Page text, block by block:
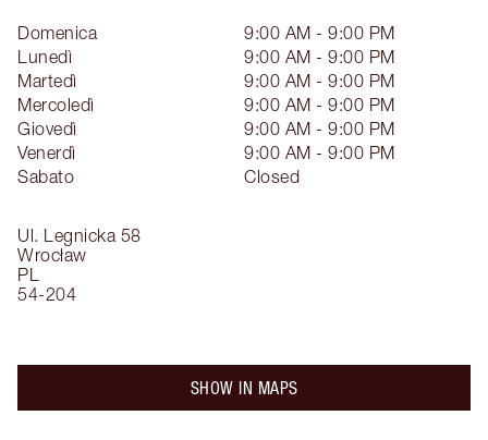
Ul. Legnicka 58
Wrocław
PL
54-204
Domenica
9:00 AM - 9:00 PM
Lunedì
9:00 AM - 9:00 PM
Martedì
9:00 AM - 9:00 PM
Mercoledì
9:00 AM - 9:00 PM
Giovedì
9:00 AM - 9:00 PM
Venerdì
9:00 AM - 9:00 PM
Sabato
Closed
SHOW IN MAPS